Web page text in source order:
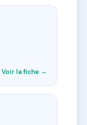
Voir la fiche →